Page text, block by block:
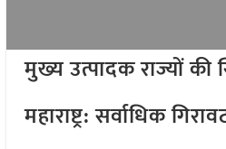
मुख्य उत्पादक राज्यों की
महाराष्ट्र: सर्वाधिक